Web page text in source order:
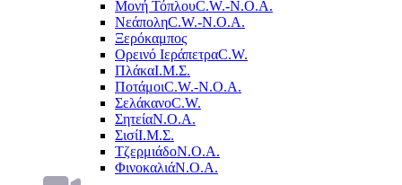
Μονή ΤόπλουC.W.-Ν.Ο.Α.
ΝεάποληC.W.-Ν.Ο.Α.
Ξερόκαμπος
Ορεινό ΙεράπετραC.W.
ΠλάκαΙ.Μ.Σ.
ΠοτάμοιC.W.-Ν.Ο.Α.
ΣελάκανοC.W.
ΣητείαΝ.Ο.Α.
ΣισίΙ.Μ.Σ.
ΤζερμιάδοΝ.Ο.Α.
ΦινοκαλιάΝ.Ο.Α.